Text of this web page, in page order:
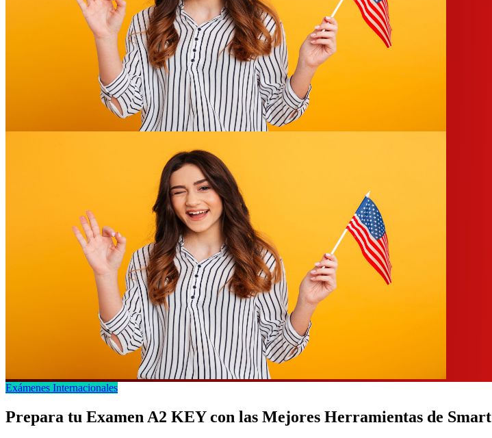
Exámenes Internacionales
Prepara tu Examen A2 KEY con las Mejores Herramientas de Smart